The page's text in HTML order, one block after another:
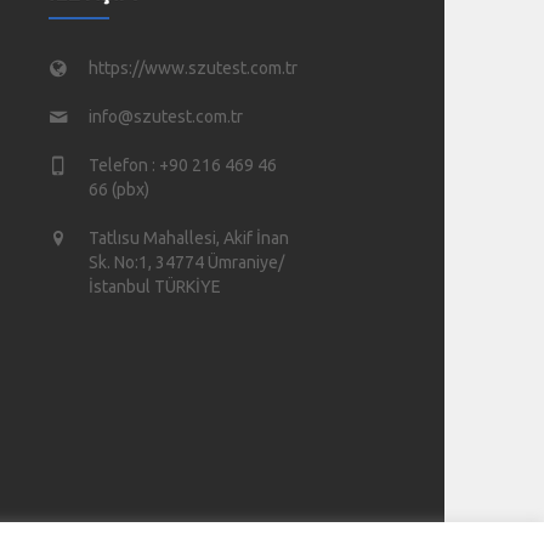
https://www.szutest.com.tr
info@szutest.com.tr
Telefon : +90 216 469 46
66 (pbx)
Tatlısu Mahallesi, Akif İnan
Sk. No:1, 34774 Ümraniye/
İstanbul TÜRKİYE